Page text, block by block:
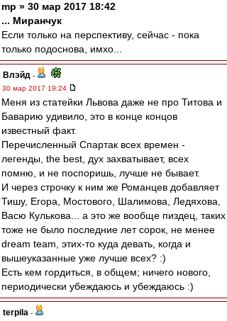
mp » 30 мар 2017 18:42
... Миранчук
Если только на перспективу, сейчас - пока
только подоснова, имхо...
Влэйд -
30 мар 2017 19:24
Меня из статейки Львова даже не про Титова и
Баварию удивило, это в конце концов
известный факт.
Перечисленный Спартак всех времен -
легенды, the best, дух захватывает, всех
помню, и не поспоришь, лучше не бывает.
И через строчку к ним же Романцев добавляет
Тишу, Егора, Мостового, Шалимова, Ледяхова,
Васю Кулькова... а это же вообще пиздец, таких
тоже не было последние лет сорок, не менее
dream team, этих-то куда девать, когда и
вышеуказанные уже лучше всех? :)
Есть кем гордиться, в общем; ничего нового,
периодически убеждаюсь и убеждаюсь :)
terpila -